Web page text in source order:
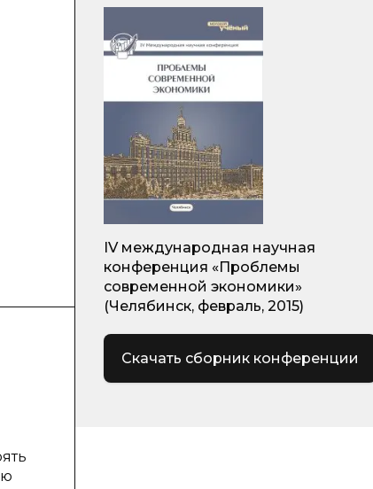
IV международная научная
конференция «Проблемы
современной экономики»
(Челябинск, февраль, 2015)
Скачать сборник конференции